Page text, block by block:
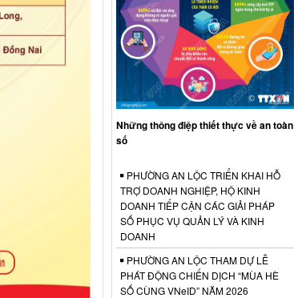
Những thông điệp thiết thực về an toàn
số
PHƯỜNG AN LỘC TRIỂN KHAI HỖ
TRỢ DOANH NGHIỆP, HỘ KINH
DOANH TIẾP CẬN CÁC GIẢI PHÁP
SỐ PHỤC VỤ QUẢN LÝ VÀ KINH
DOANH
PHƯỜNG AN LỘC THAM DỰ LỄ
PHÁT ĐỘNG CHIẾN DỊCH “MÙA HÈ
SỐ CÙNG VNeID” NĂM 2026